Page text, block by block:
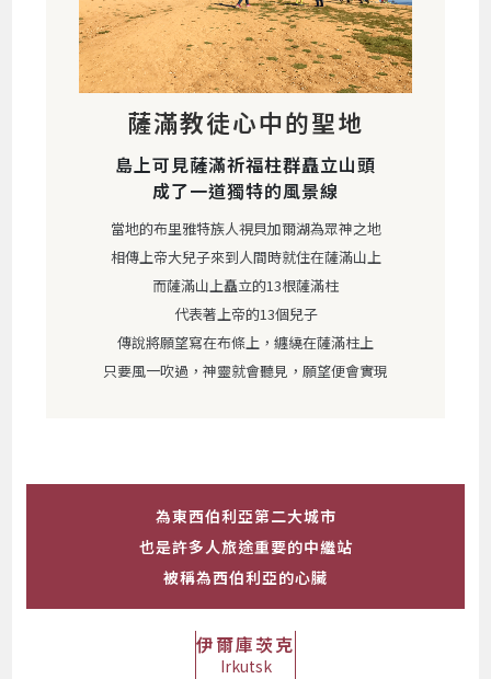
薩滿教徒心中的聖地
島上可見薩滿祈福柱群矗立山頭
成了一道獨特的風景線
當地的布里雅特族人視貝加爾湖為眾神之地
相傳上帝大兒子來到人間時就住在薩滿山上
而薩滿山上矗立的13根薩滿柱
代表著上帝的13個兒子
傳說將願望寫在布條上，纏繞在薩滿柱上
只要風一吹過，神靈就會聽見，願望便會實現
為東西伯利亞第二大城市
也是許多人旅途重要的中繼站
被稱為西伯利亞的心臟
伊爾庫茨克
Irkutsk